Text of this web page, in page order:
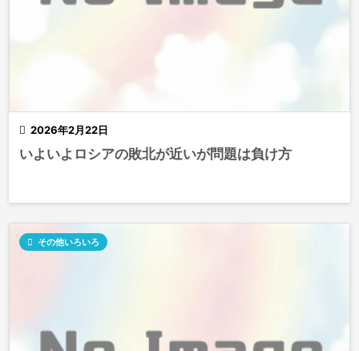
 2026年2月22日
いよいよロシアの敗北が近いが問題は負け方
 その他いろいろ